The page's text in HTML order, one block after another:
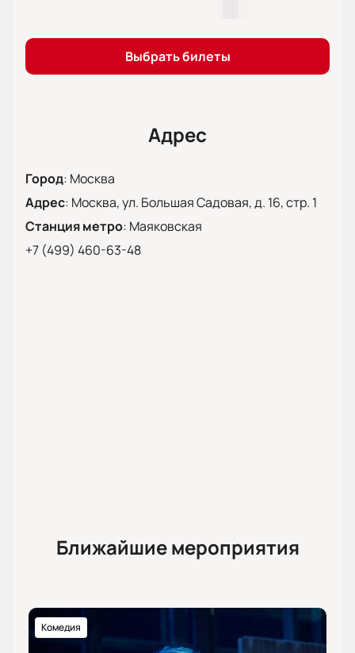
незабываемые эмоции и заставит задуматься о
том, что действительно важно в жизни.
Не откладывайте на потом —купить билетына
Выбрать билеты
Адрес
Город: Москва
Адрес: Москва, ул. Большая Садовая, д. 16, стр. 1
Станция метро: Маяковская
+7 (499) 460-63-48
Ближайшие мероприятия
Комедия